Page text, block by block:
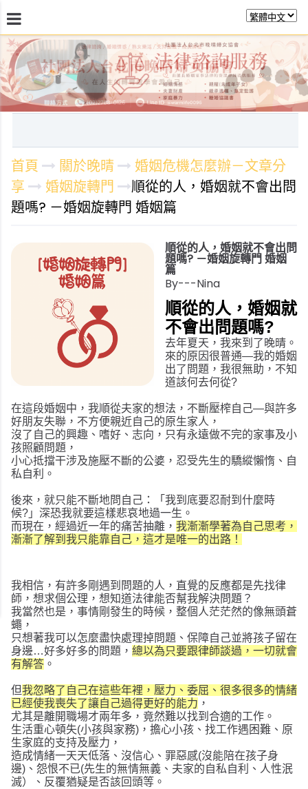
最新消息 關於晚晴 日常服務 課程活動
首頁 關於晚晴
婚姻危機怎麼辦－文章分
享
婚姻旋轉門
順從的人，婚姻就不會出問
題嗎? －婚姻旋轉門 婚姻篇
順從的人，婚姻就不會出問
題嗎? －婚姻旋轉門 婚姻
篇
By---Nina
順從的人，婚姻就
不會出問題嗎?
去年夏天，我來到了晚晴。
來的原因很普通—我的婚姻
出了問題，我很無助，不知
道該何去何從?
在這段婚姻中，我順從夫家的想法，不斷壓榨自己—與許多
好朋友失聯，不方便親近自己的原生家人，
沒了自己的興趣、嗜好、志向，只有永遠做不完的家事及小
孩照顧問題，
小心抵擋干涉及施壓不斷的公婆，忍受先生的驕縱懶惰、自
私自利。
後來，就只能不斷地問自己：「我到底要忍耐到什麼時
候?」深恐我就要這樣悲哀地過一生。
而現在，經過近一年的痛苦抽離， 我漸漸學著為自己思考，
漸漸了解到我只能靠自己，這才是唯一的出路！
我相信，有許多剛遇到問題的人，直覺的反應都是先找律
師，想求個公理，想知道法律能否幫我解決問題？
我當然也是，事情剛發生的時候，整個人茫茫然的像無頭蒼
蠅，
只想著我可以怎麼盡快處理掉問題、保障自己並將孩子留在
身邊…好多好多的問題， 總以為只要跟律師談過，一切就會
有解答 。
但我忽略了自己在這些年裡，壓力、委屈、很多很多的情緒
已經使我喪失了讓自己過得更好的能力 ，
尤其是離開職場才兩年多，竟然難以找到合適的工作。
生活重心頓失(小孩與家務)，擔心小孩、找工作遇困難、原
生家庭的支持及壓力，
造成情緒一天天低落、沒信心、罪惡感(沒能陪在孩子身
邊)、怨恨不已(先生的無情無義、夫家的自私自利、人性泯
滅）、反覆猶疑是否該回頭等。